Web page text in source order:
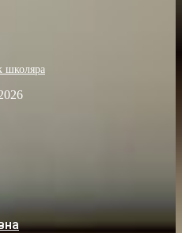
школяра